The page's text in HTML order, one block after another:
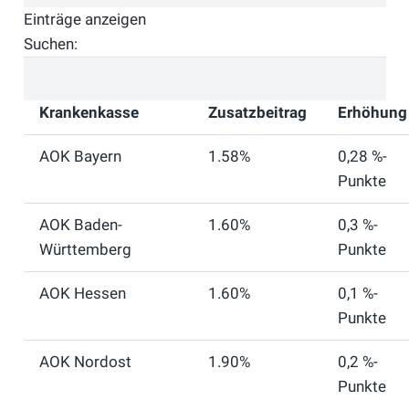
Einträge anzeigen
Suchen:
Krankenkasse Zusatzbeitrag Erhöhung
AOK Bayern 1.58%
0,28 %-
Punkte
AOK Baden-
Württemberg
1.60%
0,3 %-
Punkte
AOK Hessen 1.60%
0,1 %-
Punkte
AOK Nordost 1.90%
0,2 %-
Punkte